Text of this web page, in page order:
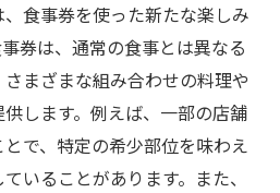
食事券を使った新たな楽しみ
券は、通常の食事とは異なる
まざまな組み合わせの料理や
します。例えば、一部の店舗
で、特定の希少部位を味わえ
いることがあります。また、